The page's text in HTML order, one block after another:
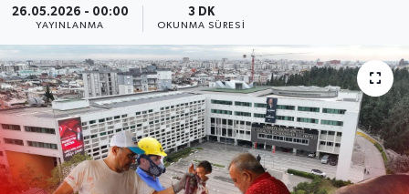
26.05.2026 - 00:00
YAYINLANMA
3 DK
OKUNMA SÜRESI
Spor
Dünya
Resmi Reklamlar
Haber Arşivi